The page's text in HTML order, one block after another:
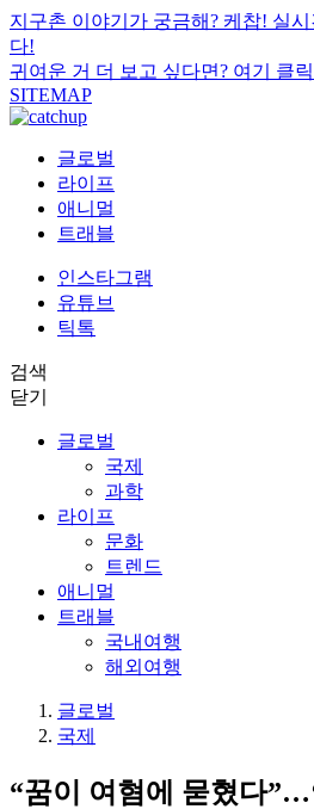
지구촌 이야기가 궁금해? 케찹! 실
다!
귀여운 거 더 보고 싶다면? 여기 클
SITEMAP
글로벌
라이프
애니멀
트래블
인스타그램
유튜브
틱톡
검색
닫기
글로벌
국제
과학
라이프
문화
트렌드
애니멀
트래블
국내여행
해외여행
글로벌
국제
“꿈이 여혐에 묻혔다